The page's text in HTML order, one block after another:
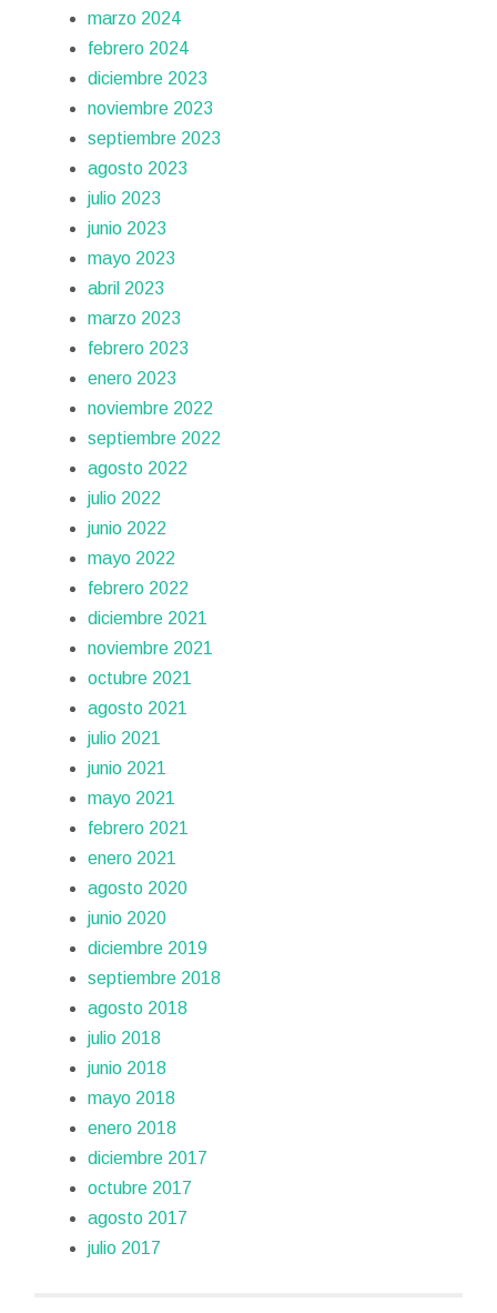
marzo 2024
febrero 2024
diciembre 2023
noviembre 2023
septiembre 2023
agosto 2023
julio 2023
junio 2023
mayo 2023
abril 2023
marzo 2023
febrero 2023
enero 2023
noviembre 2022
septiembre 2022
agosto 2022
julio 2022
junio 2022
mayo 2022
febrero 2022
diciembre 2021
noviembre 2021
octubre 2021
agosto 2021
julio 2021
junio 2021
mayo 2021
febrero 2021
enero 2021
agosto 2020
junio 2020
diciembre 2019
septiembre 2018
agosto 2018
julio 2018
junio 2018
mayo 2018
enero 2018
diciembre 2017
octubre 2017
agosto 2017
julio 2017